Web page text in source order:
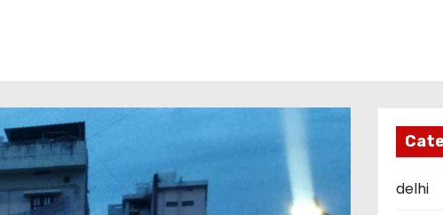
delhi